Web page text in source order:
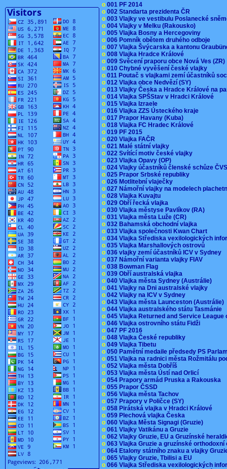
o 001 PF 2014
o 002 Standarta prezidenta ČR
o 003 Vlajky ve vestibulu Poslanecké
o 004 Vlajky v Melku (Rakousko)
o 005 Vlajka Bosny a Hercegoviny
o 006 Pomník obětem druhého odboje
o 007 Vlajka Švýcarska a kantonu
o 008 Vlajka Hradce Králové
o 009 Svěcení praporu obce Nová Ves
o 010 Chybné vyvěšení české vlajky
o 011 Poutač s vlajkami zemí účastníků
o 012 Vlajka obce Nedvězí (SY)
o 013 Vlajky Česka a Hradce Králové na
o 014 Vlajka SPŠStav v Hradci Králové
o 015 Vlajka Izraele
o 016 Vlajka ZZS Ústeckého kraje
o 017 Prapor Havany (Kuba)
o 018 Vlajka FC Hradec Králové
o 019 PF 2015
o 020 Vlajka FAČR
o 021 Malé státní vlajky
o 022 Svítící motiv české vlajky
o 023 Vlajka Opavy (OP)
o 024 Vlajky účastníků členské schůze
o 025 Prapor Srbské republiky
o 026 Motlitební vlaječky
o 027 Námořní vlajky na modelech
o 028 Vlajka Kuvajtu
o 029 Obří řecká vlajka
o 030 Vlajka městyse Pavlíkov (RA)
o 031 Vlajka města Luže (CR)
o 032 Bahamská obchodní vlajka
o 033 Vlajka společnosti Kwan Chart
o 034 Vlajka Střediska vexilologických
o 035 Vlajka Marshallových ostrovů
o 036 vlajky zemí účastníků ICV v Sydney
o 037 Námořní varianta vlajky FIAV
o 038 Bowman Flag
o 039 Obří australská vlajka
o 040 Vlajka města Sydney (Austrálie)
o 041 Vlajky na Dni australské vlajky
o 042 Vlajky na ICV v Sydney
o 043 Vlajka města Launceston (Austrálie)
o 044 Vlajka australského státu Tasmánie
o 045 Vlajka Returned and Service
o 046 Vlajka ostrovního státu Fidži
o 047 PF 2016
o 048 Vlajka České republiky
o 049 Vlajka Tibetu
o 050 Pamětní medaile předsedy PS
o 051 Vlajka na radnici města Rožmitálu
o 052 Vlajka města Dobříš
o 053 Vlajka města Ústí nad Orlicí
o 054 Prapory armád Pruska a Rakouska
o 055 Prapor ČSSD
o 056 Vlajka města Tachov
o 057 Prapory v Poličce (SY)
o 058 Pirátská vlajka v Hradci Králové
o 059 Plechová vlajka Česka
o 060 Vlajka Města Signagi (Gruzie)
o 061 Vlajky Vatikánu a Gruzie
o 062 Vlajky Gruzie, EU a Gruzínské
o 063 Vlajka Gruzie a gruzínské
o 064 Etalony státního znaku a vlajky
o 065 Vlajky Gruzie, Tbilisi a EU
o 066 Vlajka Střediska vexilologických